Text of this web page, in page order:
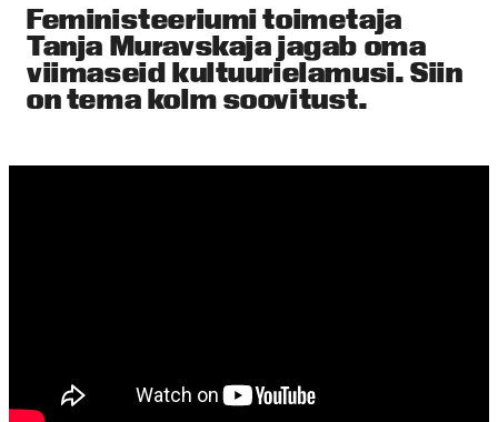
Feministeeriumi toimetaja
Tanja Muravskaja jagab oma
viimaseid kultuurielamusi. Siin
on tema kolm soovitust.